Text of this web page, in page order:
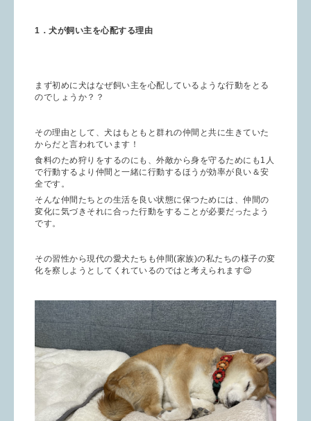
1．犬が飼い主を心配する理由
まず初めに犬はなぜ飼い主を心配しているような行動をとる
のでしょうか？？
その理由として、犬はもともと群れの仲間と共に生きていた
からだと言われています！
食料のため狩りをするのにも、外敵から身を守るためにも1人
で行動するより仲間と一緒に行動するほうが効率が良い＆安
全です。
そんな仲間たちとの生活を良い状態に保つためには、仲間の
変化に気づきそれに合った行動をすることが必要だったよう
です。
その習性から現代の愛犬たちも仲間(家族)の私たちの様子の変
化を察しようとしてくれているのではと考えられます😌